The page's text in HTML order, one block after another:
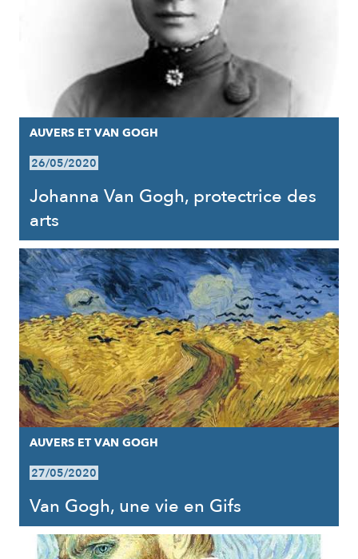
AUVERS ET VAN GOGH
26/05/2020
Johanna Van Gogh, protectrice des
arts
AUVERS ET VAN GOGH
27/05/2020
Van Gogh, une vie en Gifs